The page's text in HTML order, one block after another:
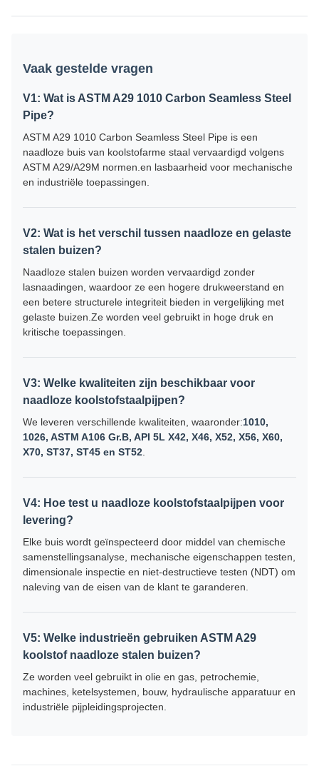
Vaak gestelde vragen
V1: Wat is ASTM A29 1010 Carbon Seamless Steel
Pipe?
ASTM A29 1010 Carbon Seamless Steel Pipe is een
naadloze buis van koolstofarme staal vervaardigd volgens
ASTM A29/A29M normen.en lasbaarheid voor mechanische
en industriële toepassingen.
V2: Wat is het verschil tussen naadloze en gelaste
stalen buizen?
Naadloze stalen buizen worden vervaardigd zonder
lasnaadingen, waardoor ze een hogere drukweerstand en
een betere structurele integriteit bieden in vergelijking met
gelaste buizen.Ze worden veel gebruikt in hoge druk en
kritische toepassingen.
V3: Welke kwaliteiten zijn beschikbaar voor
naadloze koolstofstaalpijpen?
We leveren verschillende kwaliteiten, waaronder:1010,
1026, ASTM A106 Gr.B, API 5L X42, X46, X52, X56, X60,
X70, ST37, ST45 en ST52.
V4: Hoe test u naadloze koolstofstaalpijpen voor
levering?
Elke buis wordt geïnspecteerd door middel van chemische
samenstellingsanalyse, mechanische eigenschappen testen,
dimensionale inspectie en niet-destructieve testen (NDT) om
naleving van de eisen van de klant te garanderen.
V5: Welke industrieën gebruiken ASTM A29
koolstof naadloze stalen buizen?
Ze worden veel gebruikt in olie en gas, petrochemie,
machines, ketelsystemen, bouw, hydraulische apparatuur en
industriële pijpleidingsprojecten.